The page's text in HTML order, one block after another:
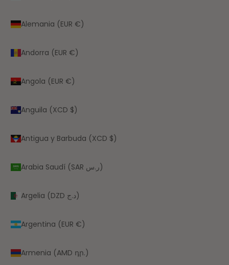
Alemania (EUR €)
Andorra (EUR €)
Angola (EUR €)
Anguila (XCD $)
Antigua y Barbuda (XCD $)
Arabia Saudí (SAR ر.س)
Argelia (DZD د.ج)
Argentina (EUR €)
Armenia (AMD դր.)